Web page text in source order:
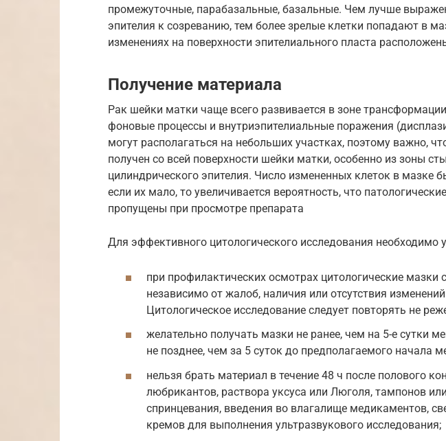
промежуточные, парабазальные, базальные. Чем лучше
эпителия к созреванию, тем более зрелые клетки попадают в
изменениях на поверхности эпителиального пласта
Получение материала
Рак шейки матки чаще всего развивается в зоне
фоновые процессы и внутриэпителиальные поражения
могут располагаться на небольших участках, поэтому важно,
получен со всей поверхности шейки матки, особенно из зоны
цилиндрического эпителия. Число измененных клеток в мазке
если их мало, то увеличивается вероятность, что
пропущены при просмотре препарата
Для эффективного цитологического исследования необходимо
при профилактических осмотрах цитологические мазки
независимо от жалоб, наличия или отсутствия
Цитологическое исследование следует повторять не
желательно получать мазки не ранее, чем на 5-е сутки
не позднее, чем за 5 суток до предполагаемого начала
нельзя брать материал в течение 48 ч после полового
любрикантов, раствора уксуса или Люголя, тампонов
спринцевания, введения во влагалище медикаментов,
кремов для выполнения ультразвукового исследования;